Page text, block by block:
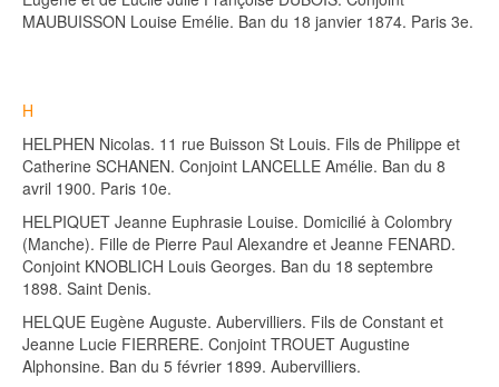
MAUBUISSON Louise Emélie. Ban du 18 janvier 1874. Paris 3e.
H
HELPHEN Nicolas. 11 rue Buisson St Louis. Fils de Philippe et
Catherine SCHANEN. Conjoint LANCELLE Amélie. Ban du 8
avril 1900. Paris 10e.
HELPIQUET Jeanne Euphrasie Louise. Domicilié à Colombry
(Manche). Fille de Pierre Paul Alexandre et Jeanne FENARD.
Conjoint KNOBLICH Louis Georges. Ban du 18 septembre
1898. Saint Denis.
HELQUE Eugène Auguste. Aubervilliers. Fils de Constant et
Jeanne Lucie FIERRERE. Conjoint TROUET Augustine
Alphonsine. Ban du 5 février 1899. Aubervilliers.